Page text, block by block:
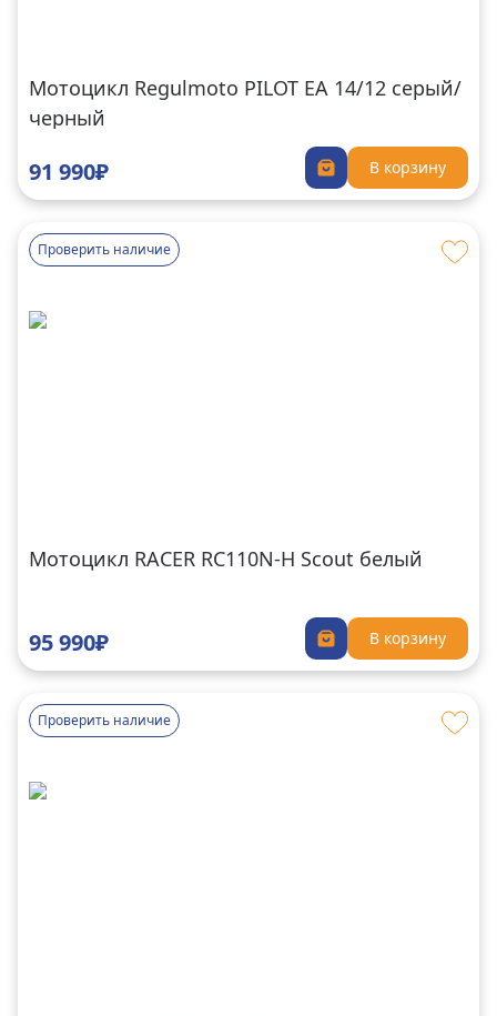
Мотоцикл Regulmoto PILOT EA 14/12 серый/
черный
91 990₽ В корзину
Проверить наличие
Мотоцикл RACER RC110N-H Scout белый
95 990₽ В корзину
Проверить наличие